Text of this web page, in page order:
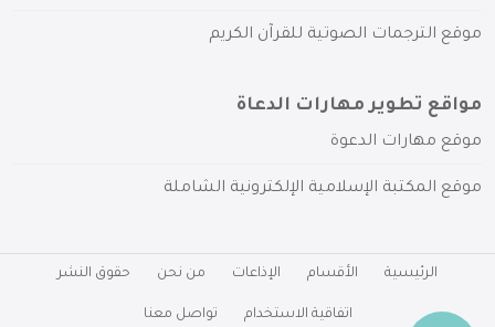
موقع الترجمات الصوتية للقرآن الكريم
مواقع تطوير مهارات الدعاة
موقع مهارات الدعوة
موقع المكتبة الإسلامية الإلكترونية الشاملة
الرئيسية الأقسام الإذاعات من نحن حقوق النشر
اتفاقية الاستخدام تواصل معنا